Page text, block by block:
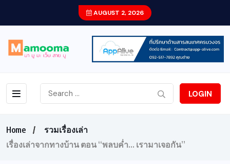
AUGUST 2, 2026
LOGIN
Home
รวมเรื่องเล่า
เรื่องเล่าจากทางบ้าน ตอน “พลบค่ำ… เรามาเจอกัน”